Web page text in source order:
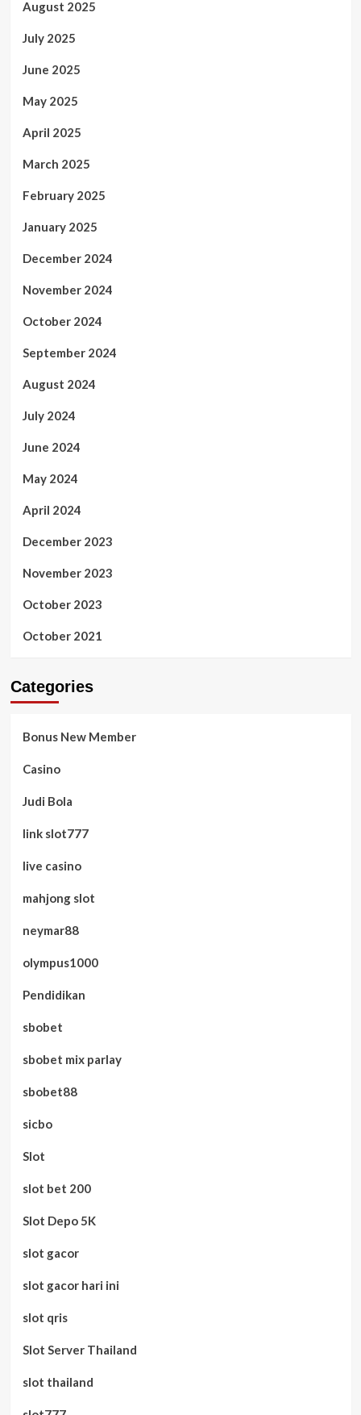
August 2025
July 2025
June 2025
May 2025
April 2025
March 2025
February 2025
January 2025
December 2024
November 2024
October 2024
September 2024
August 2024
July 2024
June 2024
May 2024
April 2024
December 2023
November 2023
October 2023
October 2021
Categories
Bonus New Member
Casino
Judi Bola
link slot777
live casino
mahjong slot
neymar88
olympus1000
Pendidikan
sbobet
sbobet mix parlay
sbobet88
sicbo
Slot
slot bet 200
Slot Depo 5K
slot gacor
slot gacor hari ini
slot qris
Slot Server Thailand
slot thailand